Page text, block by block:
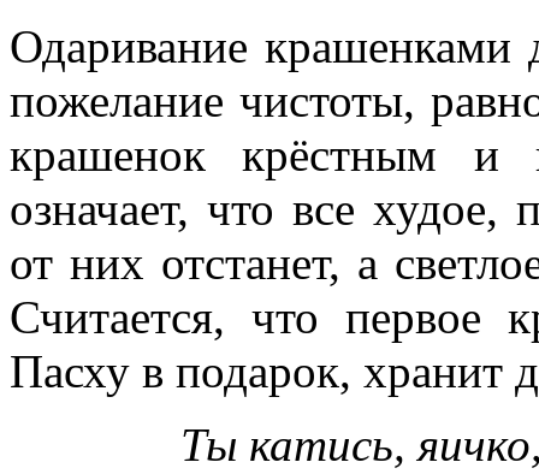
Одаривание крашенками
пожелание чистоты,
крашенок крёстным и
означает, что все худое,
от них отстанет, а
Считается, что первое
Пасху в подарок, хранит
Ты катись,